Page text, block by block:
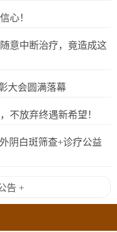
心！
意中断治疗，竟造成这
大会圆满落幕
不放弃终遇新希望！
阴白斑筛查+诊疗公益
告 +